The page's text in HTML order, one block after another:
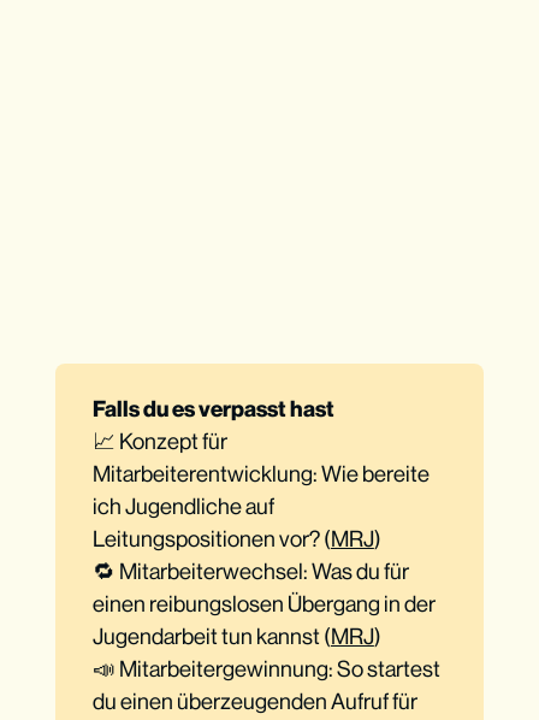
Falls du es verpasst hast
📈 Konzept für
Mitarbeiterentwicklung: Wie bereite
ich Jugendliche auf
Leitungspositionen vor? (MRJ)
🔁 Mitarbeiterwechsel: Was du für
einen reibungslosen Übergang in der
Jugendarbeit tun kannst (MRJ)
📣 Mitarbeitergewinnung: So startest
du einen überzeugenden Aufruf für